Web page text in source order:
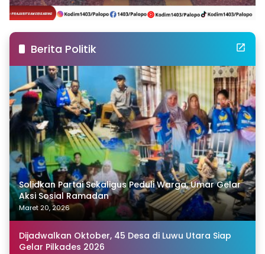
Berita Politik
Solidkan Partai Sekaligus Peduli Warga, Umar Gelar
Aksi Sosial Ramadan
Maret 20, 2026
Dijadwalkan Oktober, 45 Desa di Luwu Utara Siap
Gelar Pilkades 2026